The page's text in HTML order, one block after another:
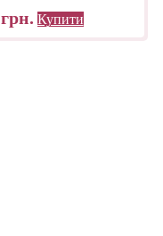
грн. Купити